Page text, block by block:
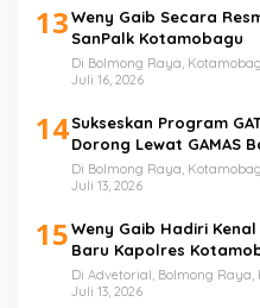
13Weny Gaib Secara
SanPalk Kotamobagu
Di Bolmong Raya,
Juli 16, 2026
14Sukseskan Program
Dorong Lewat GAMAS
Di Bolmong Raya,
Juli 13, 2026
15Weny Gaib Hadiri
Baru Kapolres
Di Advetorial, Bolmong
Juli 13, 2026